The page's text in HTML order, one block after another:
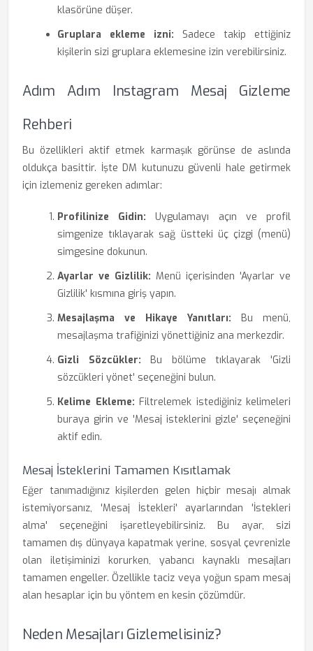
klasörüne düşer.
Gruplara ekleme izni: Sadece takip ettiğiniz
kişilerin sizi gruplara eklemesine izin verebilirsiniz.
Adım Adım Instagram Mesaj Gizleme
Rehberi
Bu özellikleri aktif etmek karmaşık görünse de aslında
oldukça basittir. İşte DM kutunuzu güvenli hale getirmek
için izlemeniz gereken adımlar:
Profilinize Gidin: Uygulamayı açın ve profil
simgenize tıklayarak sağ üstteki üç çizgi (menü)
simgesine dokunun.
Ayarlar ve Gizlilik: Menü içerisinden 'Ayarlar ve
Gizlilik' kısmına giriş yapın.
Mesajlaşma ve Hikaye Yanıtları: Bu menü,
mesajlaşma trafiğinizi yönettiğiniz ana merkezdir.
Gizli Sözcükler: Bu bölüme tıklayarak 'Gizli
sözcükleri yönet' seçeneğini bulun.
Kelime Ekleme: Filtrelemek istediğiniz kelimeleri
buraya girin ve 'Mesaj isteklerini gizle' seçeneğini
aktif edin.
Mesaj İsteklerini Tamamen Kısıtlamak
Eğer tanımadığınız kişilerden gelen hiçbir mesajı almak
istemiyorsanız, 'Mesaj İstekleri' ayarlarından 'İstekleri
alma' seçeneğini işaretleyebilirsiniz. Bu ayar, sizi
tamamen dış dünyaya kapatmak yerine, sosyal çevrenizle
olan iletişiminizi korurken, yabancı kaynaklı mesajları
tamamen engeller. Özellikle taciz veya yoğun spam mesaj
alan hesaplar için bu yöntem en kesin çözümdür.
Neden Mesajları Gizlemelisiniz?